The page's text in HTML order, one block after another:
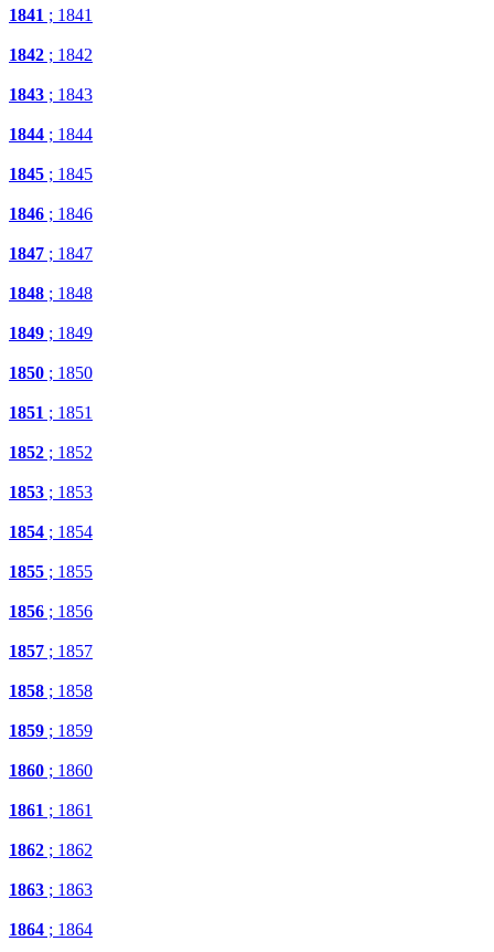
1841 ; 1841
1842 ; 1842
1843 ; 1843
1844 ; 1844
1845 ; 1845
1846 ; 1846
1847 ; 1847
1848 ; 1848
1849 ; 1849
1850 ; 1850
1851 ; 1851
1852 ; 1852
1853 ; 1853
1854 ; 1854
1855 ; 1855
1856 ; 1856
1857 ; 1857
1858 ; 1858
1859 ; 1859
1860 ; 1860
1861 ; 1861
1862 ; 1862
1863 ; 1863
1864 ; 1864